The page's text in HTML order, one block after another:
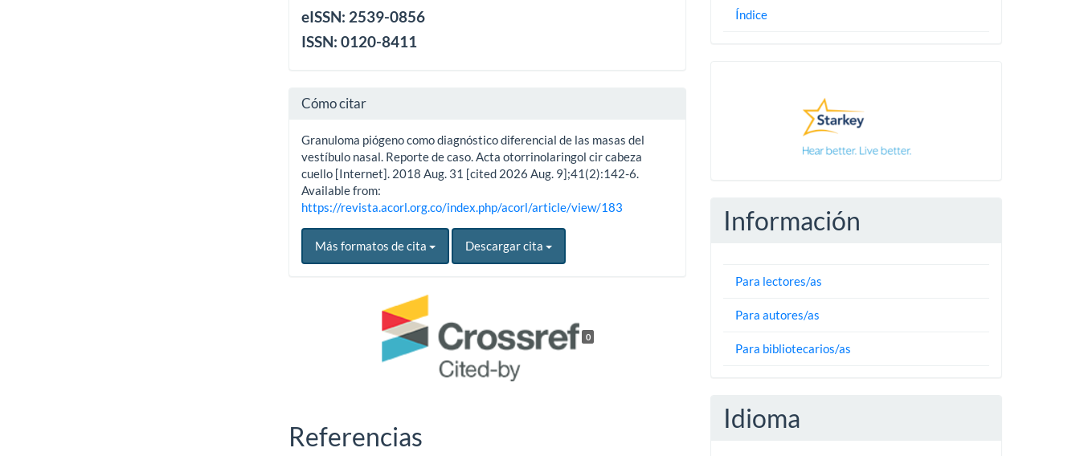
eISSN: 2539-0856
ISSN: 0120-8411
Cómo citar
Granuloma piógeno como diagnóstico diferencial de las masas del
vestíbulo nasal. Reporte de caso. Acta otorrinolaringol cir cabeza
cuello [Internet]. 2018 Aug. 31 [cited 2026 Aug. 9];41(2):142-6.
Available from:
https://revista.acorl.org.co/index.php/acorl/article/view/183
Más formatos de cita Descargar cita
0
Referencias
Índice
Información
Para lectores/as
Para autores/as
Para bibliotecarios/as
Idioma